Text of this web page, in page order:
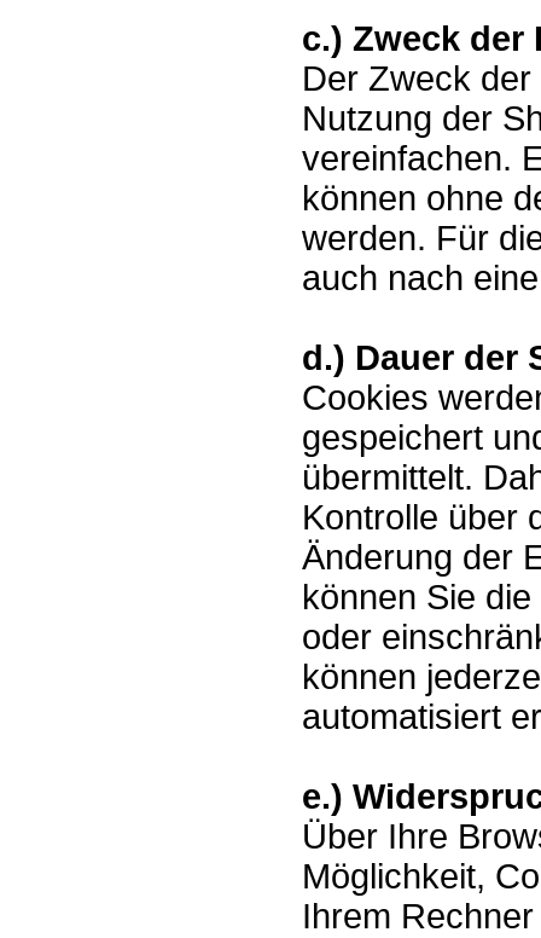
c.) Zweck der
Der Zweck
Nutzung der
vereinfachen.
können ohne
werden. Für
auch nach
d.) Dauer der
Cookies
gespeichert
übermittelt.
Kontrolle über
Änderung der
können Sie
oder
können
automatisiert
e.)
Über Ihre
Möglichkeit,
Ihrem